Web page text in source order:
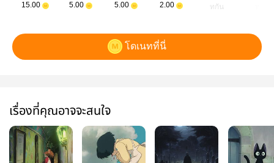
15.00
5.00
5.00
2.00
ทกัน
โดเนทที่นี่
เรื่องที่คุณอาจจะสนใจ